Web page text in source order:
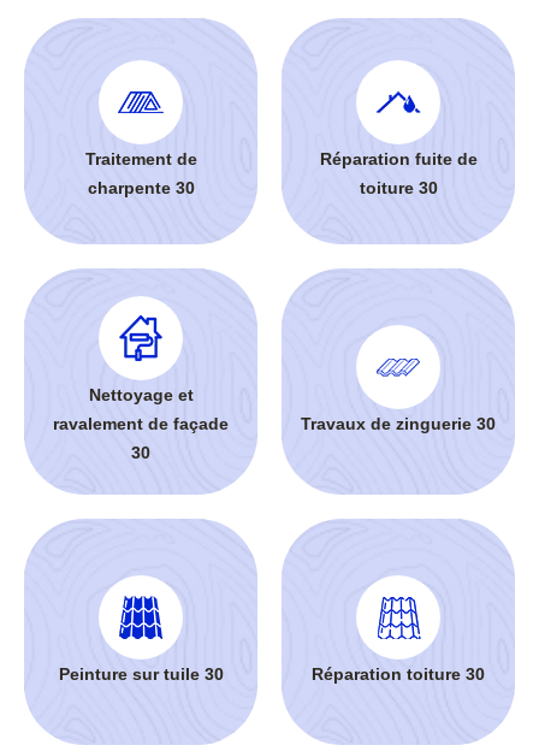
Traitement de
charpente 30
Réparation fuite de
toiture 30
Nettoyage et
ravalement de façade
30
Travaux de zinguerie 30
Peinture sur tuile 30 Réparation toiture 30